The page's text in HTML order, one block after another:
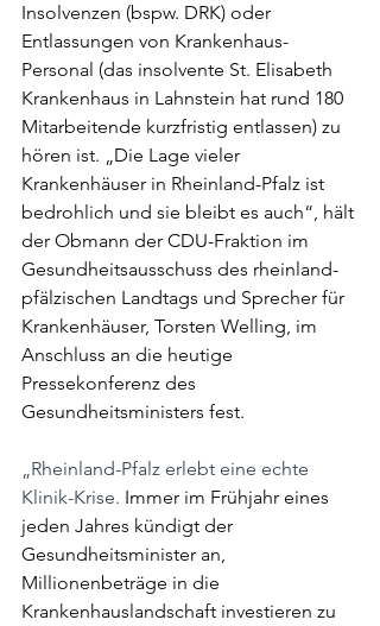
Insolvenzen (bspw. DRK) oder
Entlassungen von Krankenhaus-
Personal (das insolvente St. Elisabeth
Krankenhaus in Lahnstein hat rund 180
Mitarbeitende kurzfristig entlassen) zu
hören ist. „Die Lage vieler
Krankenhäuser in Rheinland-Pfalz ist
bedrohlich und sie bleibt es auch“, hält
der Obmann der CDU-Fraktion im
Gesundheitsausschuss des rheinland-
pfälzischen Landtags und Sprecher für
Krankenhäuser, Torsten Welling, im
Anschluss an die heutige
Pressekonferenz des
Gesundheitsministers fest.
„Rheinland-Pfalz erlebt eine echte
Klinik-Krise. Immer im Frühjahr eines
jeden Jahres kündigt der
Gesundheitsminister an,
Millionenbeträge in die
Krankenhauslandschaft investieren zu